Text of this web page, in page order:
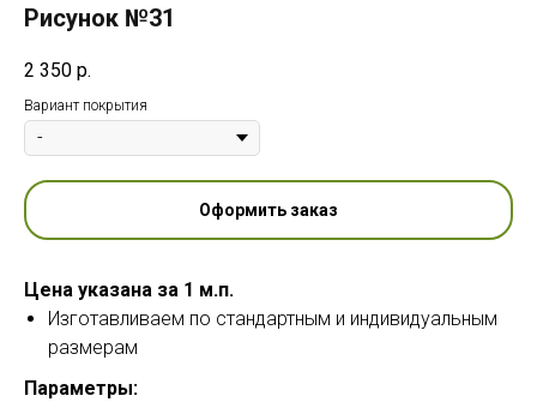
Рисунок №31
2 350 р.
Вариант покрытия
Оформить заказ
Цена указана за 1 м.п.
Изготавливаем по стандартным и индивидуальным
размерам
Параметры: